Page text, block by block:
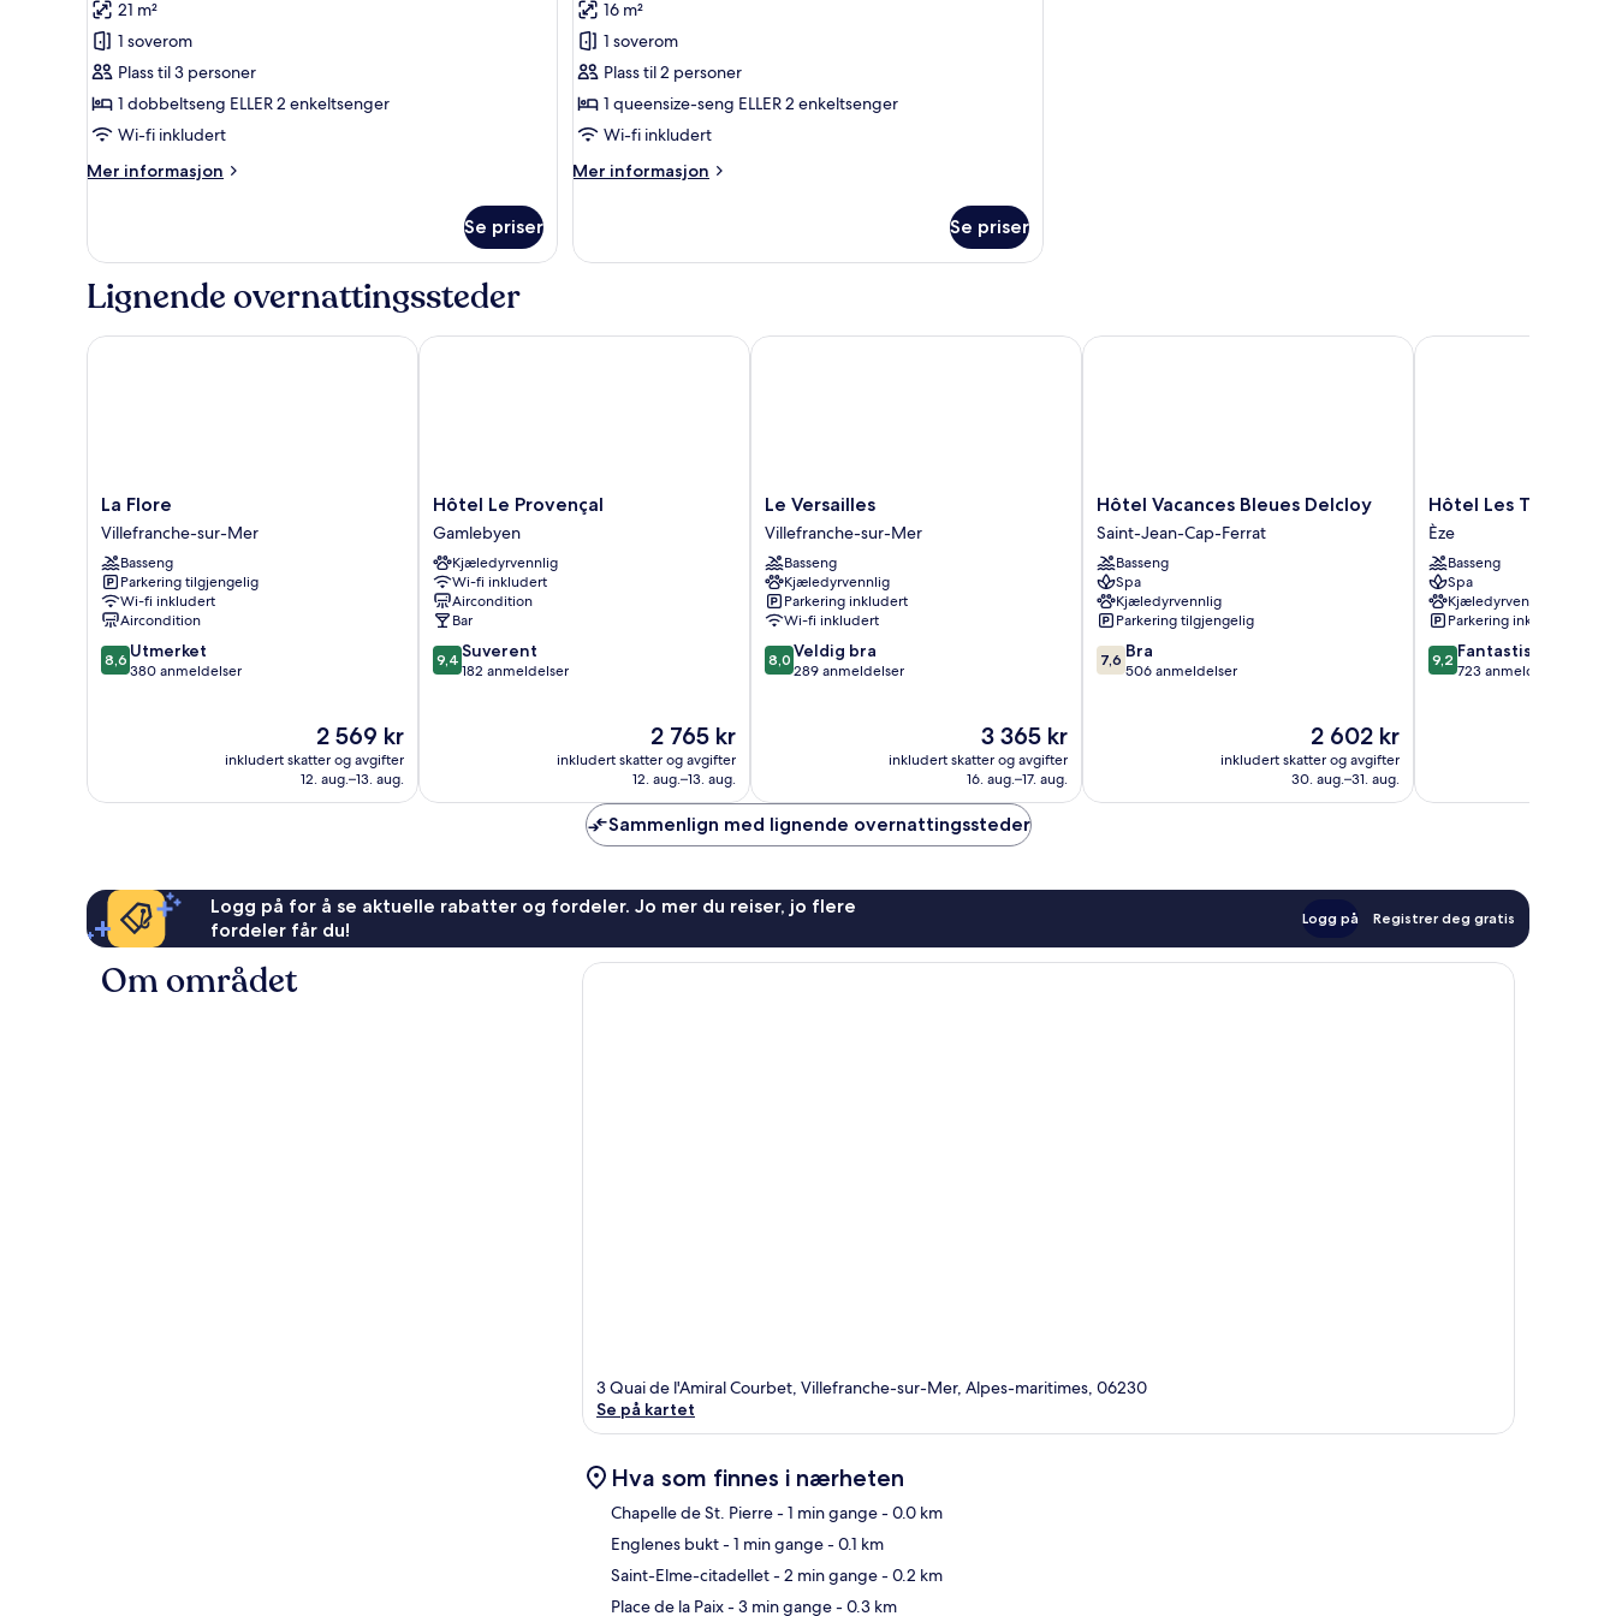
–
deluxe,
sjøutsikt
21 m²
1 soverom
Plass til 3 personer
1 dobbeltseng ELLER 2 enkeltsenger
Wi-fi inkludert
Mer informasjon
Mer
–
sjøutsikt
Se priser
Double
Vigie,
vue
mer
16 m²
1 soverom
Plass til 2 personer
1 queensize-seng ELLER 2 enkeltsenger
Wi-fi inkludert
Mer informasjon
Mer
Double
Se priser
Lignende overnattingssteder
La
Flore
Villefranche-
sur-
Mer
La Flore
Villefranche-sur-Mer
Basseng
Parkering tilgjengelig
Wi-fi inkludert
Aircondition
8.6
av
8,6 Utmerket
380 anmeldelser
Prisen
er
2 569 kr
2 569 kr
inkludert skatter og avgifter
12. aug.–13. aug.
La Flore
Hôtel
Le
Provençal
Gamlebyen
Hôtel Le Provençal
Gamlebyen
Kjæledyrvennlig
Wi-fi inkludert
Aircondition
Bar
9.4
av
9,4 Suverent
182 anmeldelser
Prisen
er
2 765 kr
2 765 kr
inkludert skatter og avgifter
12. aug.–13. aug.
Hôtel Le Provençal
Le
Versailles
Villefranche-
sur-
Mer
Le Versailles
Villefranche-sur-Mer
Basseng
Kjæledyrvennlig
Parkering inkludert
Wi-fi inkludert
8.0
av
8,0 Veldig bra
289 anmeldelser
Prisen
er
3 365 kr
3 365 kr
inkludert skatter og avgifter
16. aug.–17. aug.
Le Versailles
Hôtel
Vacances
Bleues
Delcloy
Saint-
Jean-
Cap-
Ferrat
Hôtel Vacances Bleues Delcloy
Saint-Jean-Cap-Ferrat
Basseng
Spa
Kjæledyrvennlig
Parkering tilgjengelig
7.6
av
7,6 Bra
506 anmeldelser
Prisen
er
2 602 kr
2 602 kr
inkludert skatter og avgifter
30. aug.–31. aug.
Hôtel Vacances Bleues Delcloy
Hôtel
Les
Terrasses
D'Eze
Èze
Hôtel Les Terrasses
Èze
Basseng
Spa
Kjæledyrvennlig
Parkering inkludert
9.2
av
9,2 Fantastisk
723 anmeldelser
Hôtel Les Terrasses
Sammenlign med lignende overnattingssteder
Logg på for å se aktuelle rabatter og fordeler. Jo mer du reiser, jo flere
fordeler får du!
Logg på Registrer deg gratis
Om området
3 Quai de l'Amiral Courbet, Villefranche-sur-Mer, Alpes-maritimes, 06230
Se på kartet
Hva som finnes i nærheten
Chapelle de St. Pierre- 1 min gange- 0.0 km
Englenes bukt- 1 min gange- 0.1 km
Saint-Elme-citadellet- 2 min gange- 0.2 km
Place de la Paix- 3 min gange- 0.3 km